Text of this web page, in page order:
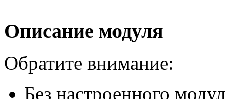
Описание модуля
Обратите внимание:
Без настроенного